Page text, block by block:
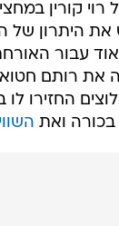
קורין
את היתרון
עבור
את רותם
החזירו לו
ואת